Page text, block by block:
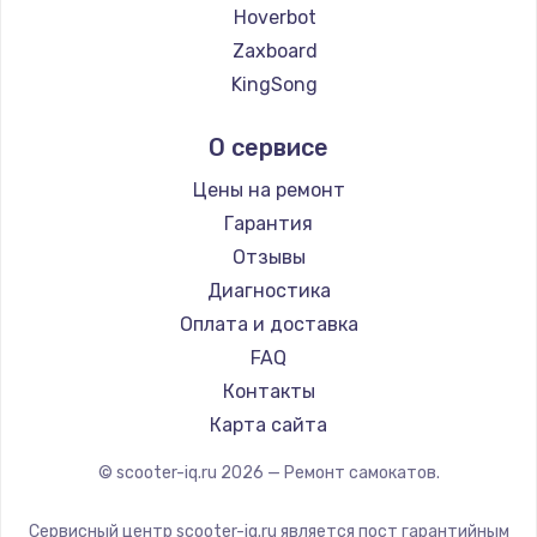
2500 руб.
Заказать
1300 руб.
Заказать
Техобслуживание
Заказать
Установка / подключение / демонтаж
1300 руб.
Hoverbot
Zaxboard
KingSong
Midway by Yamato
Hunter
Joyor
Minimotors
Bork
Segway
KIRIN
О сервисе
Цены на ремонт
Гарантия
Отзывы
Диагностика
Оплата и доставка
FAQ
Контакты
Карта сайта
© scooter-iq.ru 2026 — Ремонт самокатов.
Сервисный центр scooter-iq.ru является пост гарантийным